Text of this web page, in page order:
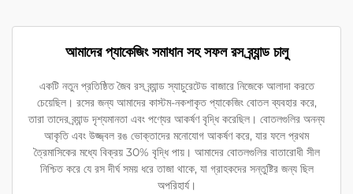
আমাদের প্যাকেজিং সমাধান সহ সফল রস ব্র্যান্ড চালু
একটি নতুন প্রতিষ্ঠিত জৈব রস ব্র্যান্ড স্যাচুরেটেড বাজারে নিজেকে আলাদা করতে
চেয়েছিল। রসের জন্য আমাদের কাস্টম-নকশাকৃত প্যাকেজিং বোতল ব্যবহার করে,
তারা তাদের ব্র্যান্ড দৃশ্যমানতা এবং পণ্যের আকর্ষণ বৃদ্ধি করেছিল। বোতলগুলির অনন্য
আকৃতি এবং উজ্জ্বল রঙ ভোক্তাদের মনোযোগ আকর্ষণ করে, যার ফলে প্রথম
ত্রৈমাসিকের মধ্যে বিক্রয় 30% বৃদ্ধি পায়। আমাদের বোতলগুলির বাতারোধী সীল
নিশ্চিত করে যে রস দীর্ঘ সময় ধরে তাজা থাকে, যা গ্রাহকদের সন্তুষ্টির জন্য ছিল
অপরিহার্য।